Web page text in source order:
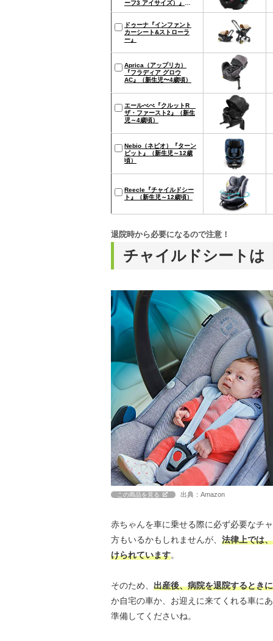
ーフ3 アイサイズ）』
ドゥーナ『インファント
カーシート&ストローラ
ー』
Aprica（アップリカ）
『フラディア グロウ
AC』（新生児〜4歳頃）
エールべべ『クルットR
ザ・ファースト2』（新生
児～4歳頃）
Nebio（ネビオ）『ターン
ピット』（新生児～12歳
頃）
Reecle『チャイルドシー
ト』（新生児～12歳頃）
チャイルドシートは
退院時から必要になるので注意！
この商品を見る 出典：Amazon
赤ちゃんを車に乗せる際に必ず必要なチ
方もいるかもしれませんが、 法律上では
けられています。
そのため、 出産後、病院を退院するとき
か自宅の車か、お迎えに来てくれる車に
準備してくださいね。